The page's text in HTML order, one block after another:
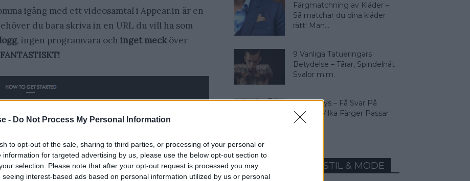
- Do Not Process My Personal Information
to opt-out of the sale, sharing to third parties, or processing of your personal or
information for targeted advertising by us, please use the below opt-out section to
selection. Please note that after your opt-out request is processed you may
seeing interest-based ads based on personal information utilized by us or personal
igång med ett videosamtal i Appear.in är en
du bara skriva in en URL du vill ha som
, ingen programvara och inget meck över
FANTASTISKT!
Färgmatchning av Kläder –
Så matchar du dina kläder
rätt! Man...
9 Vanliga Tatueringars
Betydelse – Tårar, Spindelnät
Svalor m.m.
Färganalys – Få Svar På
Frågan: Vilka Färger Passar
Jag I?
MEST LÄST INOM STIL & MODE